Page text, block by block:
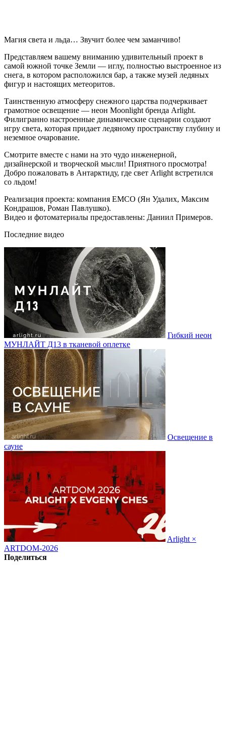
Магия света и льда… Звучит более чем заманчиво!
Представляем вашему вниманию удивительный проект в
самой южной точке Земли — иглу, полностью выстроенное из
снега, в котором расположился бар, а также музей ледяных
фигур и настоящих метеоритов.
Таинственную атмосферу снежного царства подчеркивает
грамотное освещение — неон Moonlight бренда Arlight.
Филигранно настроенные динамические сценарии создают
игру света, которая придает ледяному пространству глубину и
неземное очарование.
Смотрите вместе с нами на это чудо инженерной,
дизайнерской и творческой мысли! Приятного просмотра!
Добро пожаловать в Антарктиду, где свет Arlight встретился
со льдом!
Реализация проекта: компания EMCO (Ян Удалих, Максим
Кондрашов, Роман Павлушко).
Видео и фотоматериалы предоставлены: Даниил Примеров.
Последние видео
Гибкий неон
МУНЛАЙТ Д13 в тканевой оплетке
Освещение в
сауне
Arlight ×
ARTDOM-2026
Поделиться